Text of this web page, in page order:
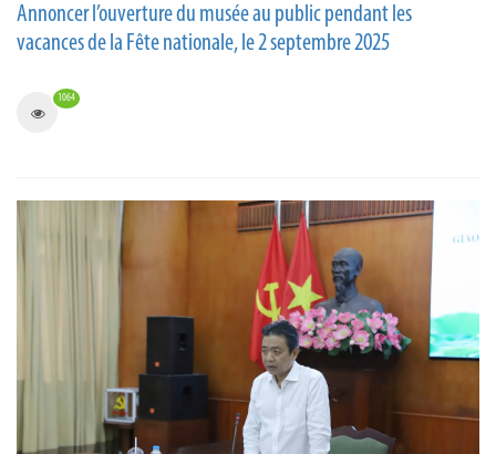
Annoncer l’ouverture du musée au public pendant les
vacances de la Fête nationale, le 2 septembre 2025
1064